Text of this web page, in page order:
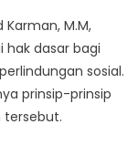
Sosialisasi
Ketenagakerjaan
di
Kampung
Koya
M.M,
dasar bagi
sosial.
prinsip-prinsip